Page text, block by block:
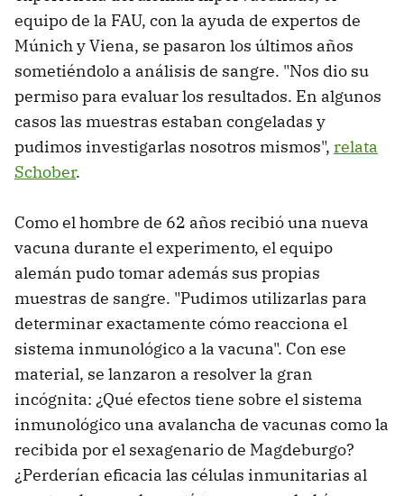
equipo de la FAU, con la ayuda de expertos de
Múnich y Viena, se pasaron los últimos años
sometiéndolo a análisis de sangre. "Nos dio su
permiso para evaluar los resultados. En algunos
casos las muestras estaban congeladas y
pudimos investigarlas nosotros mismos", relata
Schober.
Como el hombre de 62 años recibió una nueva
vacuna durante el experimento, el equipo
alemán pudo tomar además sus propias
muestras de sangre. "Pudimos utilizarlas para
determinar exactamente cómo reacciona el
sistema inmunológico a la vacuna". Con ese
material, se lanzaron a resolver la gran
incógnita: ¿Qué efectos tiene sobre el sistema
inmunológico una avalancha de vacunas como la
recibida por el sexagenario de Magdeburgo?
¿Perderían eficacia las células inmunitarias al